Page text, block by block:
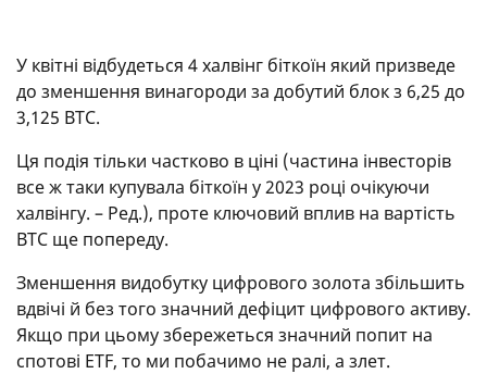
У квітні відбудеться 4 халвінг біткоїн який призведе
до зменшення винагороди за добутий блок з 6,25 до
3,125 BTC.
Ця подія тільки частково в ціні (частина інвесторів
все ж таки купувала біткоїн у 2023 році очікуючи
халвінгу. – Ред.), проте ключовий вплив на вартість
BTC ще попереду.
Зменшення видобутку цифрового золота збільшить
вдвічі й без того значний дефіцит цифрового активу.
Якщо при цьому збережеться значний попит на
спотові ETF, то ми побачимо не ралі, а злет.